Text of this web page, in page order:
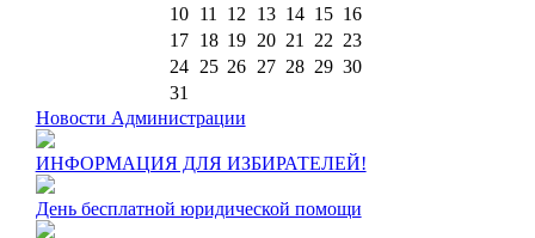
10 11 12 13 14 15 16
17 18 19 20 21 22 23
24 25 26 27 28 29 30
31
Новости Администрации
ИНФОРМАЦИЯ ДЛЯ ИЗБИРАТЕЛЕЙ!
День бесплатной юридической помощи